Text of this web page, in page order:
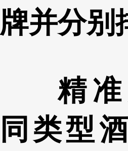
牌并分别
精
同类型